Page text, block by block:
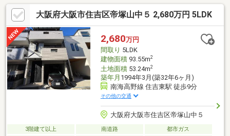
きな買い物だからこそ不安がいっぱい。当店ブルーホームでは、
お客様の不安が解消されるまでトコトンお付き合いします。気に
なること、知りたいことは全てお調べしお伝えさせて頂きます。
何度でもお話をさせて頂きます。不動産や取引に精通したスタッ
フだからこそ見える点をお伝えさせて頂きます。不安なまま購入
を急ぎ失敗したく無い方は当社までお問合せ下さい。
大阪府大阪市住吉区帝塚山中５ 2,680万円 5LDK
2,680万円
間取り 5LDK
建物面積93.55m2
土地面積53.24m2
築年月 1994年3月(築32年6ヶ月)
南海高野線 住吉東駅 徒歩9分
その他の交通
大阪府大阪市住吉区帝塚山中５
3階建て以上 南道路
都市ガス